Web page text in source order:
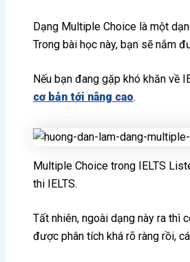
Dạng Multiple Choice là một
Trong bài học này, bạn sẽ nắm
Nếu bạn đang gặp khó khăn về
cơ bản tới nâng cao.
Multiple Choice trong IELTS
thi IELTS.
Tất nhiên, ngoài dạng này ra thì
được phân tích khá rõ ràng rồi,